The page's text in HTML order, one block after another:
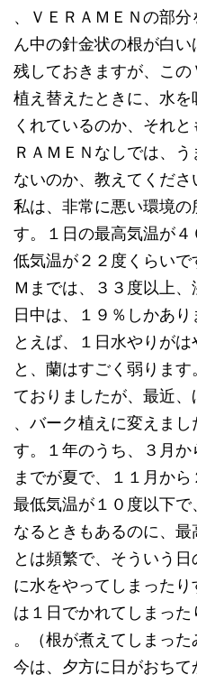
、ＶＥＲＡＭＥＮの部
ん中の針金状の根が白い
残しておきますが、こ
植え替えたときに、水を
くれているのか、それ
ＲＡＭＥＮなしでは、う
ないのか、教えてくださ
私は、非常に悪い環境の
す。１日の最高気温が４
低気温が２２度くらいで
Ｍまでは、３３度以上、
日中は、１９％しかあ
とえば、１日水やりがは
と、蘭はすごく弱りま
ておりましたが、最近、
、バーク植えに変えま
す。１年のうち、３月か
までが夏で、１１月か
最低気温が１０度以下で
なるときもあるのに、
とは頻繁で、そういう日
に水をやってしまった
は１日でかれてしまった
。（根が煮えてしまった
今は、夕方に日がおちて